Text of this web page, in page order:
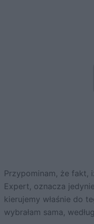
Przypominam, że fakt,
Expert, oznacza
kierujemy właśnie do
wybrałam sama,